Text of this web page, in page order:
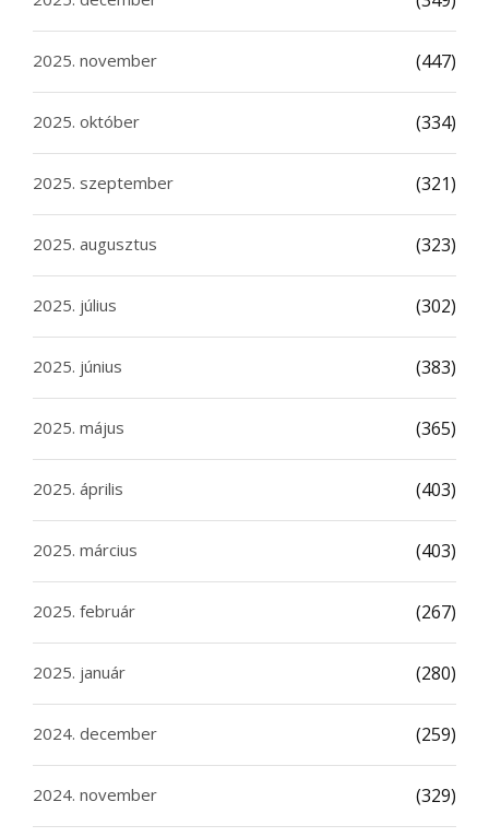
2025. november (447)
2025. október (334)
2025. szeptember (321)
2025. augusztus (323)
2025. július (302)
2025. június (383)
2025. május (365)
2025. április (403)
2025. március (403)
2025. február (267)
2025. január (280)
2024. december (259)
2024. november (329)